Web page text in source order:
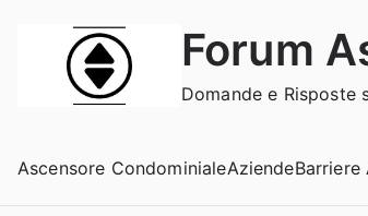
contenuto
Forum
Domande e Risposte
Ascensore CondominialeAziende